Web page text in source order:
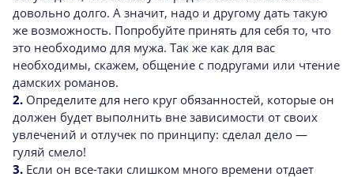
довольно долго. А зна­чит, надо и другому дать такую
же возмож­ность. Попробуйте принять для себя то, что
это необходимо для мужа. Так же как для вас
необходимы, скажем, общение с подругами или чтение
дамских романов.
2. Определите для него круг обязанностей, которые он
должен будет выполнить вне зави­симости от своих
увлечений и отлучек по прин­ципу: сделал дело —
гуляй смело!
3. Если он все-таки слишком много време­ни отдает